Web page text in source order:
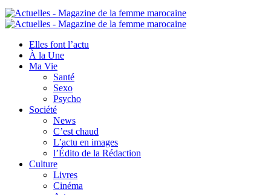
Elles font l’actu
À la Une
Ma Vie
Santé
Sexo
Psycho
Société
News
C’est chaud
L’actu en images
l’Édito de la Rédaction
Culture
Livres
Cinéma